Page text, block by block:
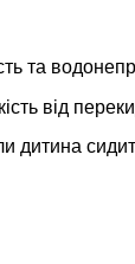
та
від
дитина